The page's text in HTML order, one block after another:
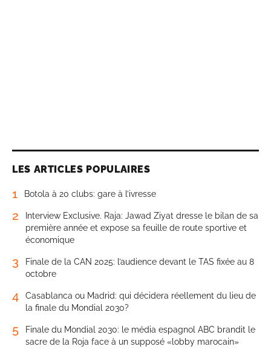
LES ARTICLES POPULAIRES
1 Botola à 20 clubs: gare à l’ivresse
2
Interview Exclusive. Raja: Jawad Ziyat dresse le bilan de sa
première année et expose sa feuille de route sportive et
économique
3
Finale de la CAN 2025: l’audience devant le TAS fixée au 8
octobre
4
Casablanca ou Madrid: qui décidera réellement du lieu de
la finale du Mondial 2030?
5
Finale du Mondial 2030: le média espagnol ABC brandit le
sacre de la Roja face à un supposé «lobby marocain»